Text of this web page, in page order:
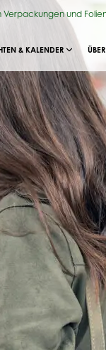
und
& KALENDER